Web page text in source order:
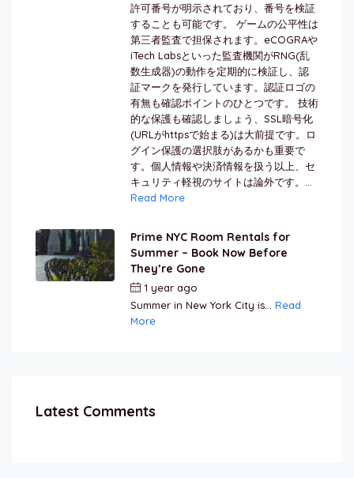
許可番号が明示されており、番号を検証
することも可能です。 ゲームの公平性は
第三者監査で担保されます。eCOGRAや
iTech Labsといった監査機関がRNG(乱
数生成器)の動作を定期的に検証し、認
証マークを発行しています。認証ロゴの
有無も確認ポイントのひとつです。 技術
的な保護も確認しましょう、SSL暗号化
(URLがhttpsで始まる)は大前提です。ロ
グイン保護の選択肢があるかも重要で
す。個人情報や決済情報を扱う以上、セ
キュリティ軽視のサイトは論外です。...
Read More
Prime NYC Room Rentals for
Summer – Book Now Before
They’re Gone
1 year ago
Summer in New York City is... Read
More
Latest Comments